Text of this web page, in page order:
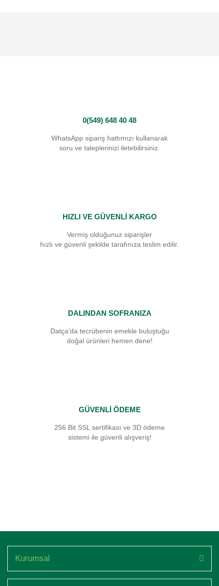
0(549) 648 40 48
WhatsApp sipariş hattımızı kullanarak
soru ve taleplerinizi iletebilirsiniz.
HIZLI VE GÜVENLİ KARGO
Vermiş olduğunuz siparişler
hızlı ve güvenli şekilde tarafınıza teslim edilir.
DALINDAN SOFRANIZA
Datça’da tecrübenin emekle buluştuğu
doğal ürünleri hemen dene!
GÜVENLİ ÖDEME
256 Bit SSL sertifikası ve 3D ödeme
sistemi ile güvenli alışveriş!
Kurumsal